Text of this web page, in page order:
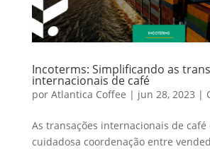
Incoterms: Simplificando as
internacionais de café
por Atlantica Coffee | jun 28, 2023 |
As transações internacionais de café
cuidadosa coordenação entre